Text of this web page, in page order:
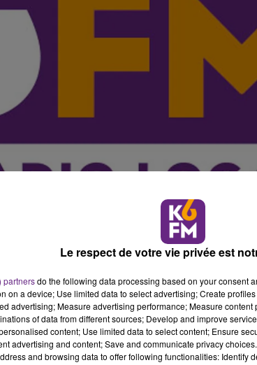
dernier (voir article), le pr�fet de la
pr�sident du conseil sup�rieur de
remplac� dans ses fonctions par
Le respect de votre vie privée est
partnersdo the following data processing based on your consent
on a device; Use limited data to select advertising; Create
advertising; Measure advertising performance; Measure
of data from different sources; Develop and improve
content; Use limited data to select content; Ensure
advertising and content; Save and communicate privacy
and browsing data to offer following functionalities: Identify